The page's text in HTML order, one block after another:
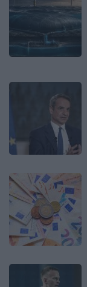
Image